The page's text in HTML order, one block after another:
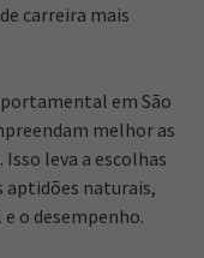
carreira mais
em São
melhor as
leva a escolhas
aptidões naturais,
o desempenho.